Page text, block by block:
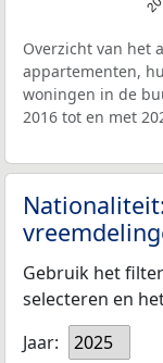
Overzicht van het
appartementen,
woningen in de
2016 tot en met
Gebruik het
selecteren en
Jaar:
2025